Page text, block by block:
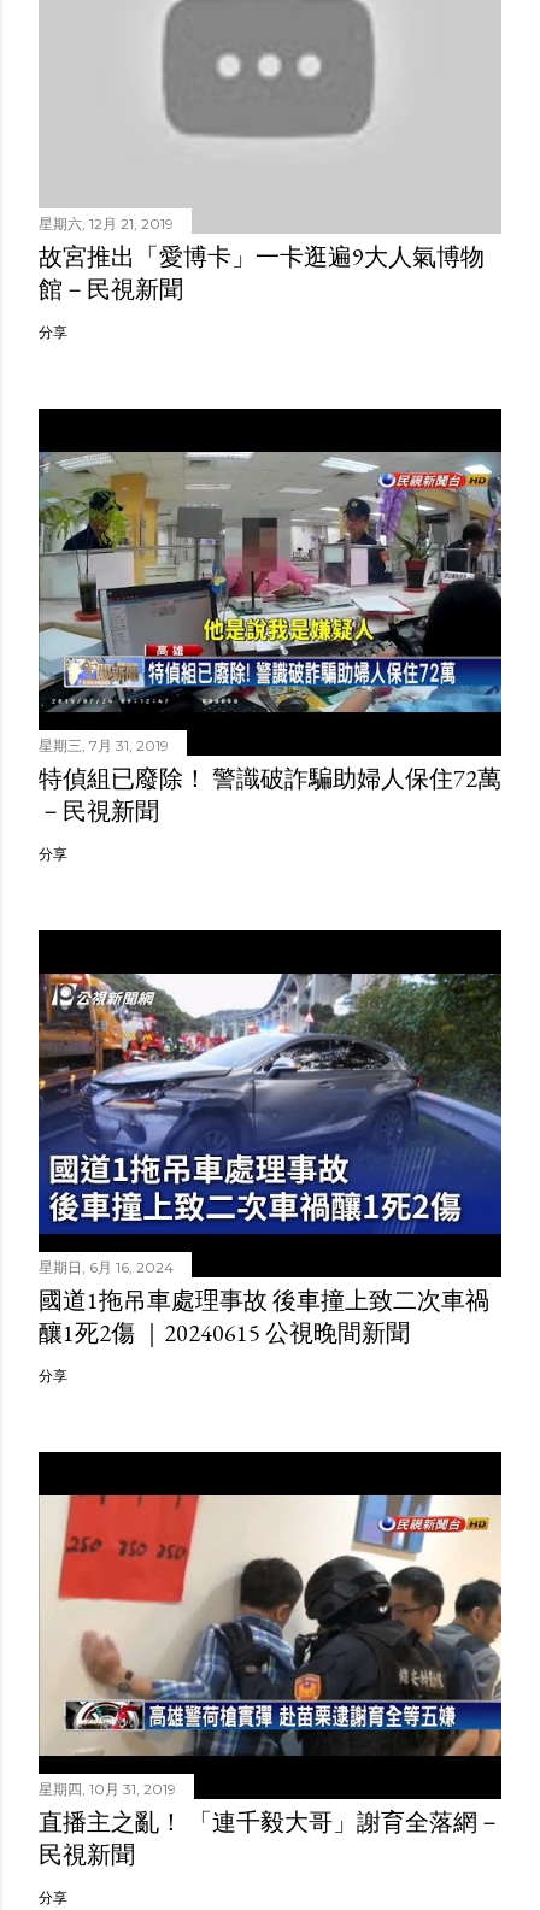
星期六, 12月 21, 2019
故宮推出「愛博卡」一卡逛遍9大人氣博物
館－民視新聞
分享
星期三, 7月 31, 2019
特偵組已廢除！ 警識破詐騙助婦人保住72萬
－民視新聞
分享
星期日, 6月 16, 2024
國道1拖吊車處理事故 後車撞上致二次車禍
釀1死2傷 ｜20240615 公視晚間新聞
分享
星期四, 10月 31, 2019
直播主之亂！ 「連千毅大哥」謝育全落網－
民視新聞
分享